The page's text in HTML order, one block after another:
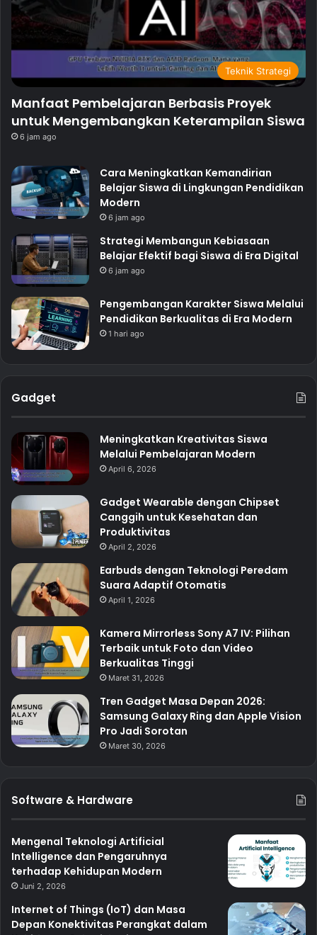
Teknik Strategi
Manfaat Pembelajaran Berbasis Proyek
untuk Mengembangkan Keterampilan Siswa
6 jam ago
Cara Meningkatkan Kemandirian
Belajar Siswa di Lingkungan Pendidikan
Modern
6 jam ago
Strategi Membangun Kebiasaan
Belajar Efektif bagi Siswa di Era Digital
6 jam ago
Pengembangan Karakter Siswa Melalui
Pendidikan Berkualitas di Era Modern
1 hari ago
Gadget
Meningkatkan Kreativitas Siswa
Melalui Pembelajaran Modern
April 6, 2026
Gadget Wearable dengan Chipset
Canggih untuk Kesehatan dan
Produktivitas
April 2, 2026
Earbuds dengan Teknologi Peredam
Suara Adaptif Otomatis
April 1, 2026
Kamera Mirrorless Sony A7 IV: Pilihan
Terbaik untuk Foto dan Video
Berkualitas Tinggi
Maret 31, 2026
Tren Gadget Masa Depan 2026:
Samsung Galaxy Ring dan Apple Vision
Pro Jadi Sorotan
Maret 30, 2026
Software & Hardware
Mengenal Teknologi Artificial
Intelligence dan Pengaruhnya
terhadap Kehidupan Modern
Juni 2, 2026
Internet of Things (IoT) dan Masa
Depan Konektivitas Perangkat dalam